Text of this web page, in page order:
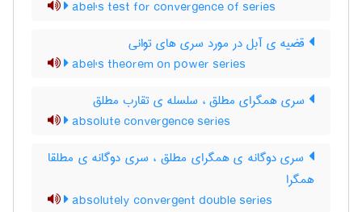
abel's test for convergence of series
قضیه ی آبل در مورد سری های توانی
abel's theorem on power series
سری همگرای مطلق ، سلسله ی تقارب مطلق
absolute convergence series
سری دوگانه ی همگرای مطلق ، سری دوگانه ی مطلقا
همگرا
absolutely convergent double series